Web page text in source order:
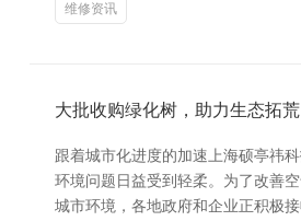
维修资讯
大批收购绿化树，助力生态拓荒
跟着城市化进度的加速上海硕亭祎
环境问题日益受到轻柔。为了改善
城市环境，各地政府和企业正积极